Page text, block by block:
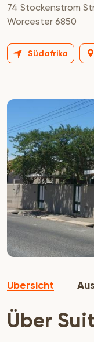
74 Stockenstrom
Worcester 6850
Südafrika
Übersicht
Über